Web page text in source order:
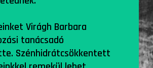
Virágh Barbara
tanácsadó
Szénhidrátcsökkentett